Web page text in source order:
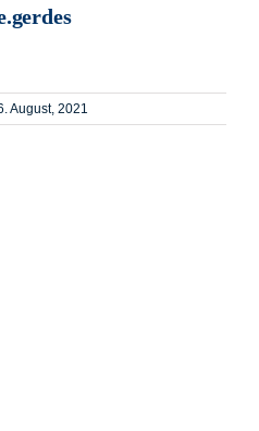
August, 2021